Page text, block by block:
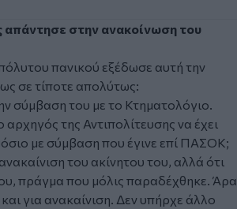
απάντησε στην ανακοίνωση του
πανικού εξέδωσε αυτή την
σε τίποτε απολύτως:
σύμβαση του με το Κτηματολόγιο.
αρχηγός της Αντιπολίτευσης να έχει
με σύμβαση που έγινε επί ΠΑΣΟΚ;
του ακίνητου του, αλλά ότι
πράγμα που μόλις παραδέχθηκε. Άρα
για ανακαίνιση. Δεν υπήρχε άλλο